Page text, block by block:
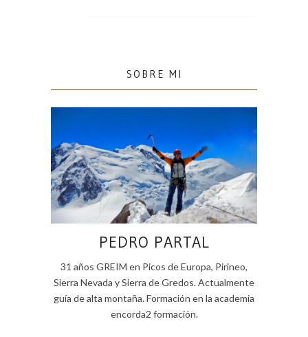
SOBRE MI
PEDRO PARTAL
31 años GREIM en Picos de Europa, Pirineo,
Sierra Nevada y Sierra de Gredos. Actualmente
guía de alta montaña. Formación en la academia
encorda2 formación.